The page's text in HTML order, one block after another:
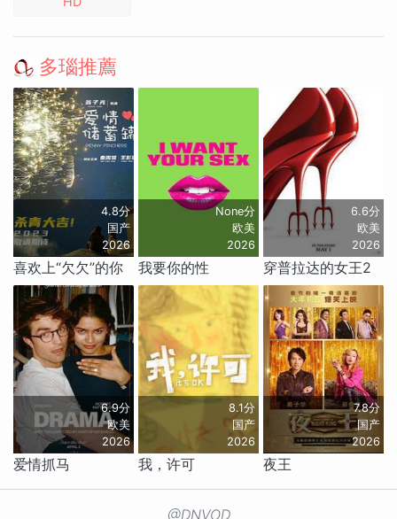
多瑙推薦
4.8分
国产
2026
喜欢上“欠欠”的你
None分
欧美
2026
我要你的性
6.6分
欧美
2026
穿普拉达的女王2
6.9分
欧美
2026
爱情抓马
8.1分
国产
2026
我，许可
7.8分
国产
2026
夜王
@DNVOD